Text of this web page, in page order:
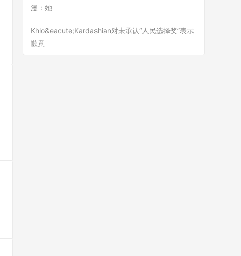
漫：她
Khlo&eacute;Kardashian对未承认“人民选择奖”表示
歉意